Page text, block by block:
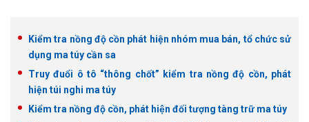
Kiểm tra nồng độ cồn phát hiện nhóm mua bán, tổ chức sử
dụng ma túy cần sa
Truy đuổi ô tô “thông chốt” kiểm tra nồng độ cồn, phát
hiện túi nghi ma túy
Kiểm tra nồng độ cồn, phát hiện đối tượng tàng trữ ma túy